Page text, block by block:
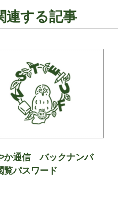
連する記事
か通信 バックナンバ
パスワード